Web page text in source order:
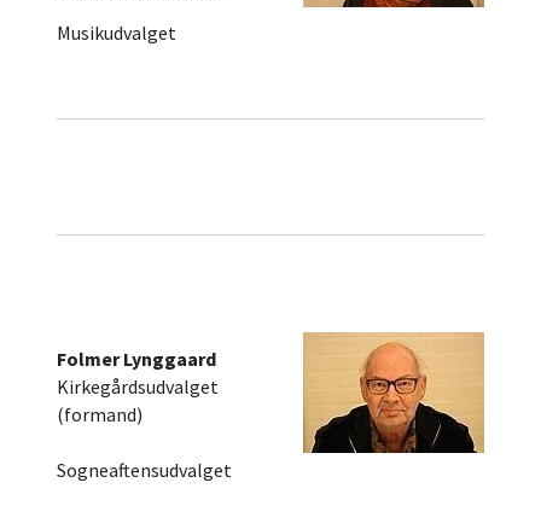
Musikudvalget
Folmer Lynggaard
Kirkegårdsudvalget
(formand)
Sogneaftensudvalget